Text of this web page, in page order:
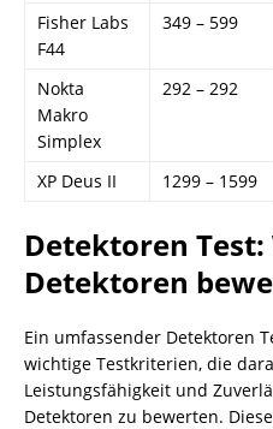
Fisher Labs
F44
349 – 599
Nokta
Makro
Simplex
292 – 292
XP Deus II 1299 – 1599
Detektoren
Detektoren
Ein umfassender Detektoren
wichtige Testkriterien, die
Leistungsfähigkeit und
Detektoren zu bewerten.